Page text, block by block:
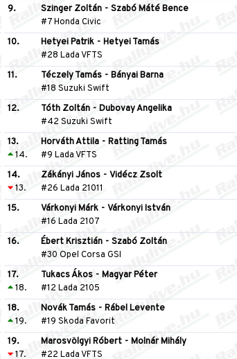
9.
Szinger Zoltán - Szabó Máté Bence
#7 Honda Civic
10.
Hetyei Patrik - Hetyei Tamás
#28 Lada VFTS
11.
Téczely Tamás - Bányai Barna
#18 Suzuki Swift
12.
Tóth Zoltán - Dubovay Angelika
#42 Suzuki Swift
13.
14.
Horváth Attila - Ratting Tamás
#9 Lada VFTS
14.
13.
Zákányi János - Vidécz Zsolt
#26 Lada 21011
15.
Várkonyi Márk - Várkonyi István
#16 Lada 2107
16.
Ébert Krisztián - Szabó Zoltán
#30 Opel Corsa GSI
17.
18.
Tukacs Ákos - Magyar Péter
#12 Lada 2105
18.
19.
Novák Tamás - Rábel Levente
#19 Skoda Favorit
19.
17.
Marosvölgyi Róbert - Molnár Mihály
#22 Lada VFTS